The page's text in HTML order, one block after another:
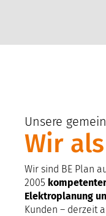
Unsere
Wir
Wir sind BE Plan
2005
Elektroplanung
Kunden – derzeit